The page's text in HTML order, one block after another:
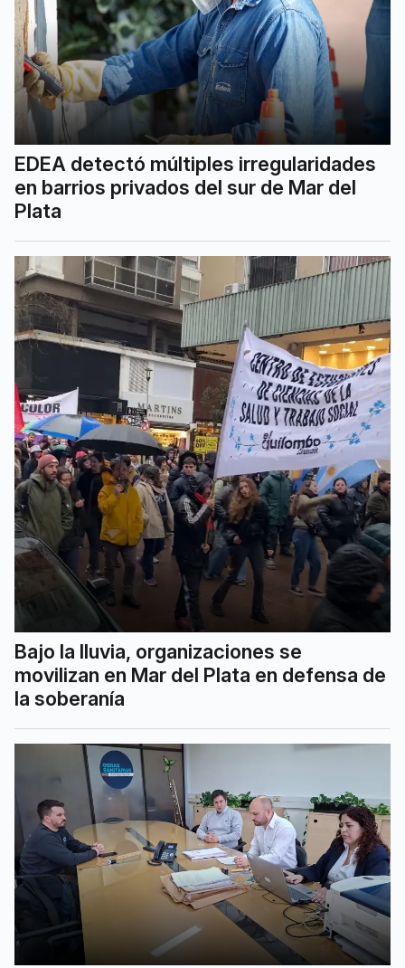
EDEA detectó múltiples irregularidades
en barrios privados del sur de Mar del
Plata
Bajo la lluvia, organizaciones se
movilizan en Mar del Plata en defensa de
la soberanía